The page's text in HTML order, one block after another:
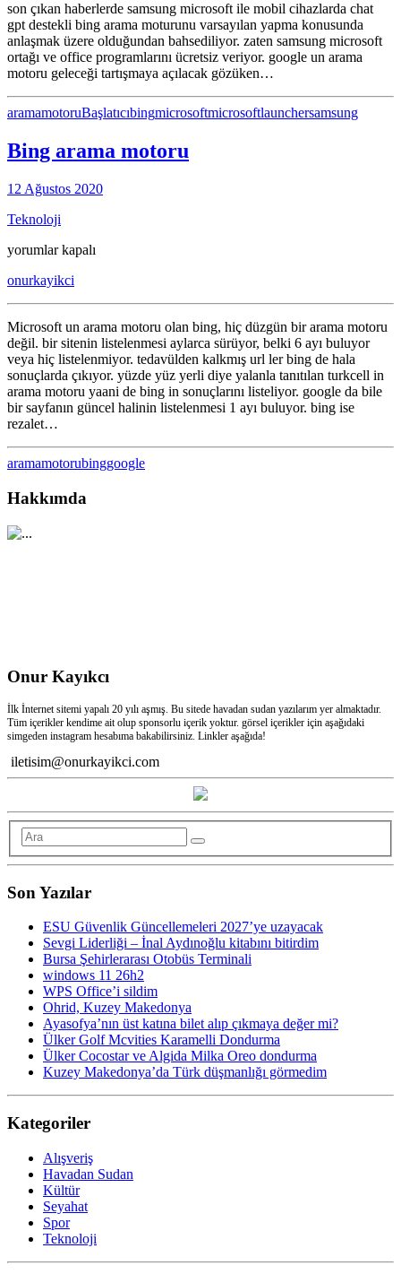
son çıkan haberlerde samsung microsoft ile mobil cihazlarda chat
gpt destekli bing arama moturunu varsayılan yapma konusunda
anlaşmak üzere olduğundan bahsediliyor. zaten samsung microsoft
ortağı ve office programlarını ücretsiz veriyor. google un arama
motoru geleceği tartışmaya açılacak gözüken…
aramamotoruBaşlatıcıbingmicrosoftmicrosoftlaunchersamsung
Bing arama motoru
12 Ağustos 2020
Teknoloji
Bing
motoru
yorumlar kapalı
onurkayikci
Microsoft un arama motoru olan bing, hiç düzgün bir arama motoru
değil. bir sitenin listelenmesi aylarca sürüyor, belki 6 ayı buluyor
veya hiç listelenmiyor. tedavülden kalkmış url ler bing de hala
sonuçlarda çıkıyor. yüzde yüz yerli diye yalanla tanıtılan turkcell in
arama motoru yaani de bing in sonuçlarını listeliyor. google da bile
bir sayfanın güncel halinin listelenmesi 1 ayı buluyor. bing ise
rezalet…
aramamotorubinggoogle
Hakkımda
Onur Kayıkcı
İlk İnternet sitemi yapalı 20 yılı aşmış. Bu sitede havadan sudan yazılarım yer almaktadır.
Tüm içerikler kendime ait olup sponsorlu içerik yoktur. görsel içerikler için aşağıdaki
simgeden instagram hesabıma bakabilirsiniz. Linkler aşağıda!
iletisim@onurkayikci.com
Son Yazılar
ESU Güvenlik Güncellemeleri 2027’ye uzayacak
Sevgi Liderliği – İnal Aydınoğlu kitabını bitirdim
Bursa Şehirlerarası Otobüs Terminali
windows 11 26h2
WPS Office’i sildim
Ohrid, Kuzey Makedonya
Ayasofya’nın üst katına bilet alıp çıkmaya değer mi?
Ülker Golf Mcvities Karamelli Dondurma
Ülker Cocostar ve Algida Milka Oreo dondurma
Kuzey Makedonya’da Türk düşmanlığı görmedim
Kategoriler
Alışveriş
Havadan Sudan
Kültür
Seyahat
Spor
Teknoloji